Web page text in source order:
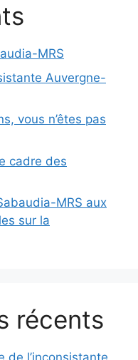
MRS
Auvergne-
vous n’êtes pas
cadre des
MRS aux
sur la
récents